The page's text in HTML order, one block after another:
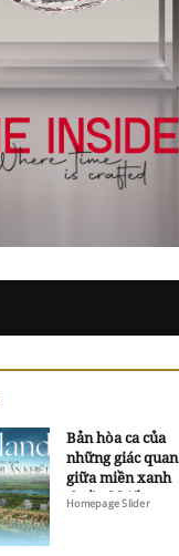
Bản hòa ca của
những giác quan
giữa miền xanh
thuần khiết
Homepage Slider